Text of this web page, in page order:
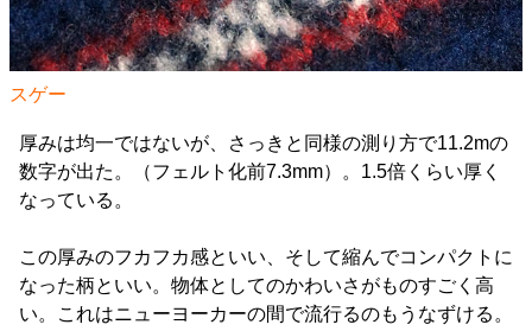
スゲー
厚みは均一ではないが、さっきと同様の測り方で11.2mの
数字が出た。（フェルト化前7.3mm）。1.5倍くらい厚く
なっている。
この厚みのフカフカ感といい、そして縮んでコンパクトに
なった柄といい。物体としてのかわいさがものすごく高
い。これはニューヨーカーの間で流行るのもうなずける。